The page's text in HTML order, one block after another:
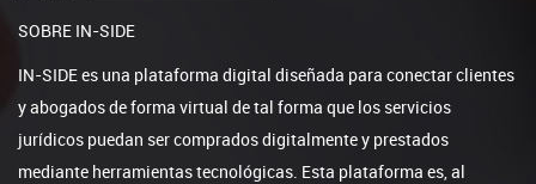
SOBRE IN-SIDE
IN-SIDE es una plataforma digital diseñada para conectar clientes
y abogados de forma virtual de tal forma que los servicios
jurídicos puedan ser comprados digitalmente y prestados
mediante herramientas tecnológicas. Esta plataforma es, al